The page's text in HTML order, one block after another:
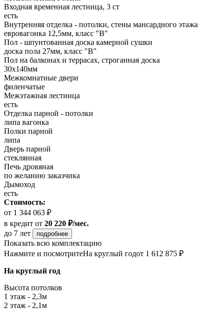
Входная временная лестница, 3 ст
есть
Внутренняя отделка - потолки, стены мансардного этажа
евровагонка 12,5мм, класс "В"
Пол - шпунтованная доска камерной сушки
доска пола 27мм, класс "B"
Пол на балконах и террасах, строганная доска
30х140мм
Межкомнатные двери
филенчатые
Межэтажная лестница
есть
Отделка парной - потолки
липа вагонка
Полки парной
липа
Дверь парной
стеклянная
Печь дровяная
по желанию заказчика
Дымоход
есть
Стоимость:
от 1 344 063 ₽
в кредит от 20 220 ₽/мес.
до 7 лет
подробнее
Показать всю комплектацию
Нажмите и посмотритеНа круглый годот 1 612 875 ₽
На круглый год
Высота потолков
1 этаж - 2,3м
2 этаж - 2,1м